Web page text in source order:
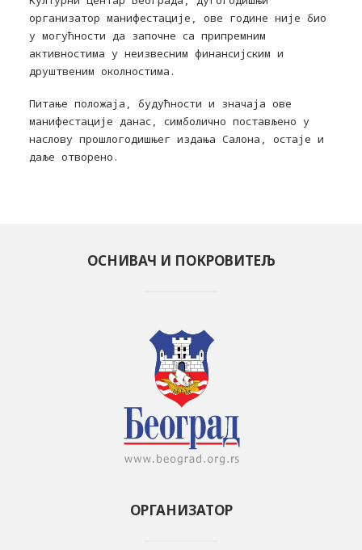
организатор манифестације, ове године није био
у могућности да започне са припремним
активностима у неизвесним финансијским и
друштвеним околностима.
Питање положаја, будућности и значаја ове
манифестације данас, симболично постављено у
наслову прошлогодишњег издања Салона, остаје и
даље отворено.
ОСНИВАЧ И ПОКРОВИТЕЉ
ОРГАНИЗАТОР